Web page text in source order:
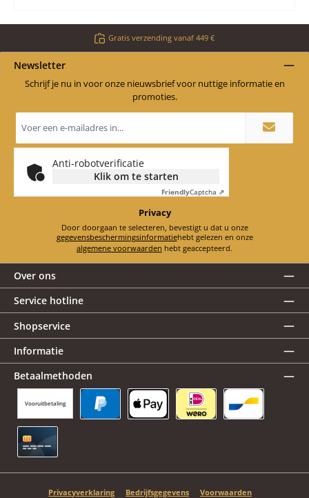
Gratis verzending vanaf 449 €
Newsletter
Schrijf je nu in voor onze nieuwsbrief voor nuttige informatie en
promoties.
E-
mailadres
Anti-robotverificatie
Klik om te starten
FriendlyCaptcha ⇗
Privacy
Door doorgaan te selecteren, bevestigt u dat u onze
gegevensbeschermingsinformatie
hebt gelezen en onze
algemene voorwaarden hebt geaccepteerd.
Over ons
Service hotline
Shopservice
Informatie
Betaalmethoden
Vooruitbetaling
Privacyverklaring Bedrijfsgegevens Voorwaarden